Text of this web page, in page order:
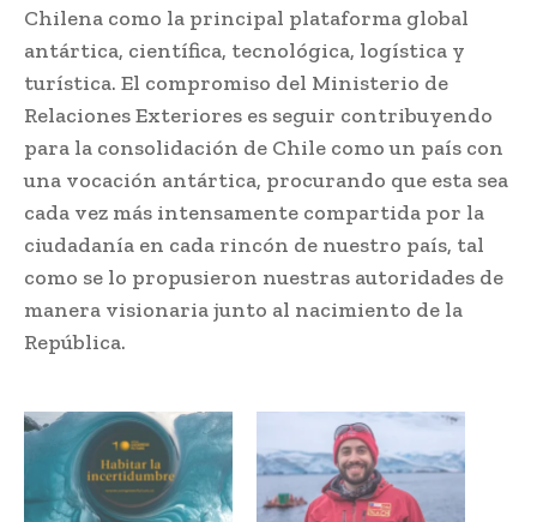
Chilena como la principal plataforma global
antártica, científica, tecnológica, logística y
turística. El compromiso del Ministerio de
Relaciones Exteriores es seguir contribuyendo
para la consolidación de Chile como un país con
una vocación antártica, procurando que esta sea
cada vez más intensamente compartida por la
ciudadanía en cada rincón de nuestro país, tal
como se lo propusieron nuestras autoridades de
manera visionaria junto al nacimiento de la
República.